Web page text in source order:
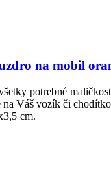
na mobil
potrebné
na Váš vozík či
cm.